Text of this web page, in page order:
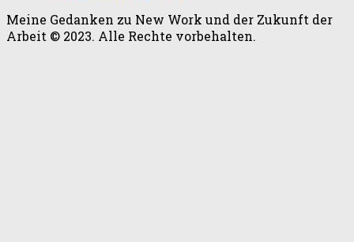
Meine Gedanken zu New Work und der Zukunft der
Arbeit © 2023. Alle Rechte vorbehalten.